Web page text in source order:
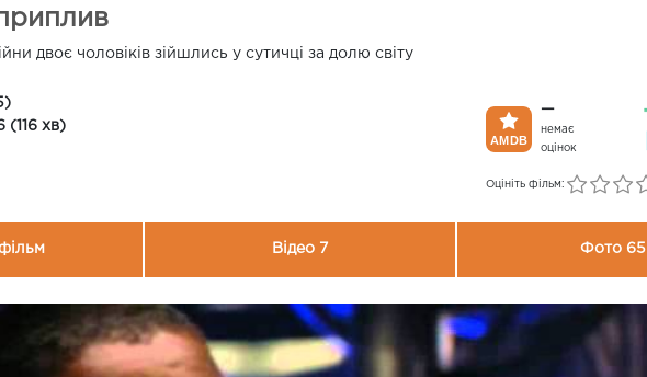
двоє чоловіків зійшлись у сутичці за долю світу
(116 хв)
—
немає
оцінок
Оцініть фільм:
Відео 7 Фото 65